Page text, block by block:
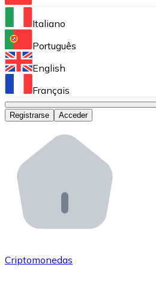
Bitnovo Ramp
Integra nuestra solución en
Bitnovo Giftcards
Bitnovo OTC
Bitnovo ATM
Integra un ATM Bitnovo en
Bitnovo API
Integra nuestra API en tu
Únete a nuestra red de
Italiano
Português
English
Français
Registrarse Acceder
Criptomonedas